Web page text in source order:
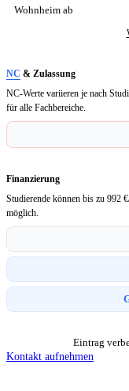
Wohnheim ab
NC & Zulassung
NC-Werte variieren je nach
für alle Fachbereiche.
Finanzierung
Studierende können bis zu 992
möglich.
Eintrag
Kontakt aufnehmen